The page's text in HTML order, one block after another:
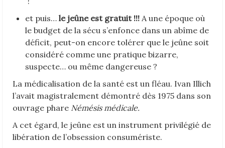
et puis… le jeûne est gratuit !!! A une époque où
le budget de la sécu s’enfonce dans un abîme de
déficit, peut-on encore tolérer que le jeûne soit
considéré comme une pratique bizarre,
suspecte… ou même dangereuse ?
La médicalisation de la santé est un fléau. Ivan Illich
l’avait magistralement démontré dès 1975 dans son
ouvrage phare Némésis médicale.
A cet égard, le jeûne est un instrument privilégié de
libération de l’obsession consumériste.